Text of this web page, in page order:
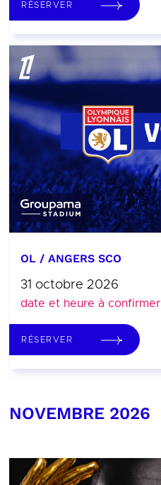
RÉSERVER
OL / ANGERS SCO
31 octobre 2026
date et heure à confirmer
RÉSERVER
NOVEMBRE 2026